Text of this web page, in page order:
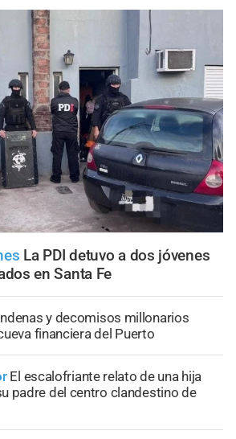
La PDI detuvo a dos jóvenes
en Santa Fe
y decomisos millonarios
financiera del Puerto
El escalofriante relato de una hija
padre del centro clandestino de